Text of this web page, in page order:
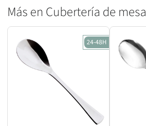
Más en Cubertería de mesa
24-48H